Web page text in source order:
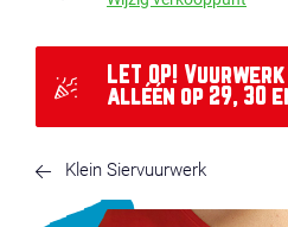
LET OP!
alléén op 29, 30
Klein Siervuurwerk